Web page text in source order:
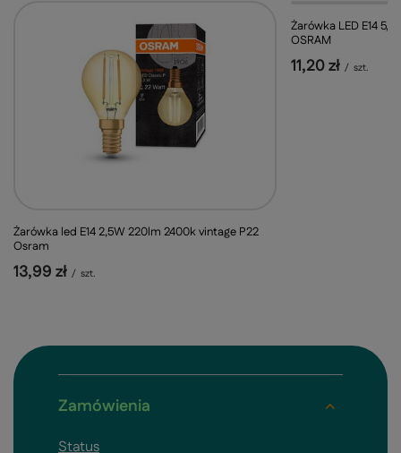
Żarówka led E14 2,5W 220lm 2400k vintage P22
Osram
13,99 zł / szt.
Żarówka LED E14
OSRAM
11,20 zł / szt.
Zamówienia
Status